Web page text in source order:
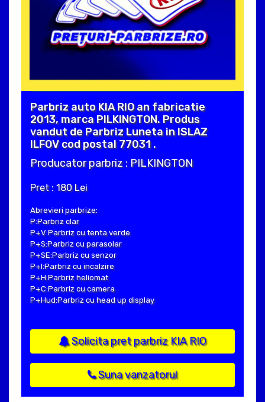
Parbriz auto KIA RIO an fabricatie
2013, marca PILKINGTON. Produs
vandut de Parbriz Luneta in ISLAZ
ILFOV cod postal 77031 .
Producator parbriz : PILKINGTON
Pret : 180 Lei
Abrevieri parbrize:
P:Parbriz clar
P+V:Parbriz cu tenta verde
P+S:Parbriz cu parasolar
P+SE:Parbriz cu senzor
P+I:Parbriz cu incalzire
P+H:Parbriz heliomat
P+C:Parbriz cu camera
P+Hud:Parbriz cu head up display
Solicita pret parbriz KIA RIO
Suna vanzatorul